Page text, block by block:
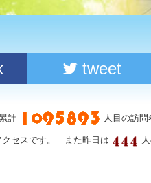
tweet
計 人目の訪
クセスです。 また昨日は